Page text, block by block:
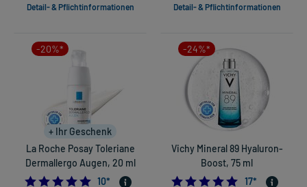
Detail- & Pflichtinformationen Detail- & Pflichtinformationen
-20%*
+ Ihr Geschenk
La Roche Posay Toleriane
Dermallergo Augen, 20 ml
4.8
10*
-24%*
Vichy Mineral 89 Hyaluron-
Boost, 75 ml
17*